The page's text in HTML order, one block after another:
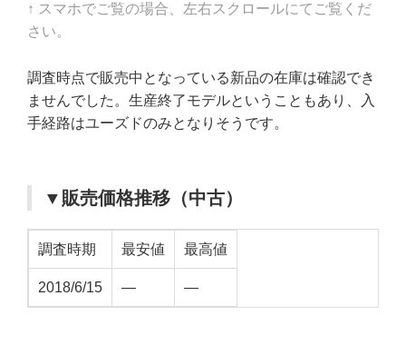
↑ スマホでご覧の場合、左右スクロールにてご覧くだ
さい。
調査時点で販売中となっている新品の在庫は確認でき
ませんでした。生産終了モデルということもあり、入
手経路はユーズドのみとなりそうです。
▼販売価格推移（中古）
調査時期 最安値 最高値
2018/6/15 — —